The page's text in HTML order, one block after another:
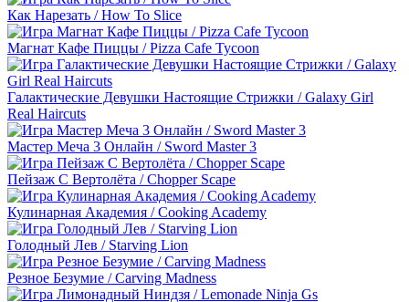
Как Нарезать / How To Slice
Магнат Кафе Пиццы / Pizza Cafe Tycoon
Галактические Девушки Настоящие Стрижки / Galaxy Girl
Real Haircuts
Мастер Меча 3 Онлайн / Sword Master 3
Пейзаж С Вертолёта / Chopper Scape
Кулинарная Академия / Cooking Academy
Голодный Лев / Starving Lion
Резное Безумие / Carving Madness